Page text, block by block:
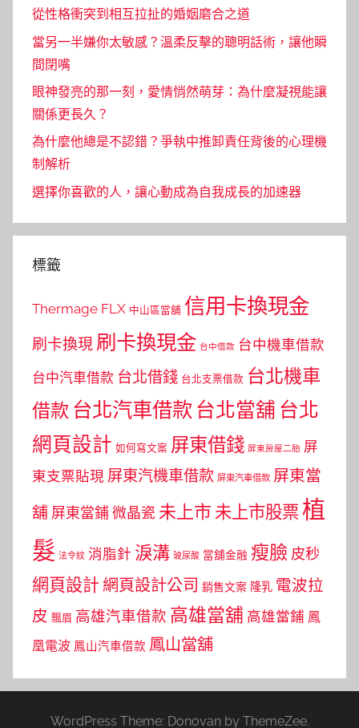
從性格衝突到相互拉扯的婚姻磨合之道
當另一半嫌你太敏感？溫柔反擊的聰明話術，讓他瞬
間閉嘴
眼神發亮的那一刻，愛情悄然萌芽：為什麼凝視能讓
關係更長久？
為什麼他總是不認錯？爭執中推卸責任背後的心理機
制解析
選擇你喜歡的人，讓心動成為自我成長的加速器
標籤
Thermage FLX 中山區當舖 信用卡換現金
刷卡換現 刷卡換現金 台中借款 台中機車借款
台中汽車借款 台北借錢 台北支票借款 台北機車
借款 台北汽車借款 台北當舖 台北
網頁設計 如何寫文案 屏東借錢 屏東房屋二胎 屏
東支票貼現 屏東汽機車借款 屏東汽車借款 屏東當
舖 屏東當鋪 微晶瓷 未上市 未上市股票植
髮 法令紋 消脂針 淚溝 玻尿酸 當舖金融 瘦臉 皮秒
網頁設計 網頁設計公司 銷售文案 隆乳 電波拉
皮 飄眉 高雄汽車借款 高雄當舖 高雄當鋪 鳳
凰電波 鳳山汽車借款 鳳山當舖
WordPress Theme: Donovan by ThemeZee.